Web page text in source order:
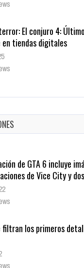
El conjuro 4:
en tiendas digitales
lleva a las tiendas
de GTA 6 incluye
de Vice City y
filtran los primeros